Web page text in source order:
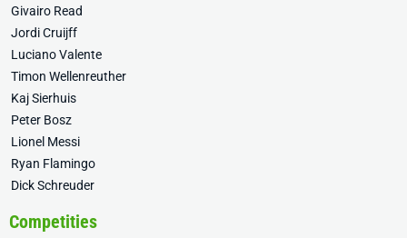
Givairo Read
Jordi Cruijff
Luciano Valente
Timon Wellenreuther
Kaj Sierhuis
Peter Bosz
Lionel Messi
Ryan Flamingo
Dick Schreuder
Competities